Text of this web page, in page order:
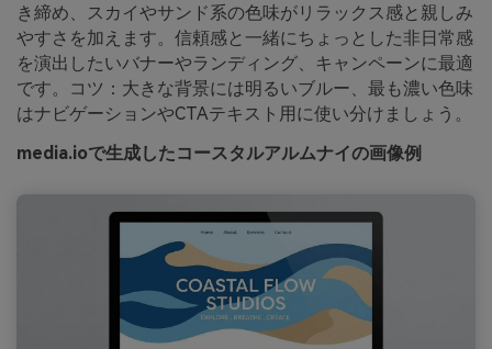
き締め、スカイやサンド系の色味がリラックス感と親しみ
やすさを加えます。信頼感と一緒にちょっとした非日常感
を演出したいバナーやランディング、キャンペーンに最適
です。コツ：大きな背景には明るいブルー、最も濃い色味
はナビゲーションやCTAテキスト用に使い分けましょう。
media.ioで生成したコースタルアルムナイの画像例